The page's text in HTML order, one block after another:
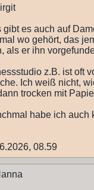
gibt es auch auf
wo gehört, das
als er ihn
z.B. ist oft
Ich weiß nicht,
trocken mit
habe ich auch
08.59